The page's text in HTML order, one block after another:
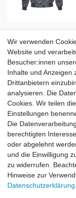
Information
Versand mit DHL
Kostenloser
Lieferung an
14 Tage
Wichtiges
Datenschutz
Impressum
Kontakt
AGB
Service
Zahlung und
Wir verwenden
Website und
Besucher:innen
Inhalte und Anzeigen
Drittanbietern
analysieren. Die
Cookies. Wir teilen
Einstellungen
Die
berechtigten
oder abgelehnt
und die Einwilligung
zu widerrufen.
Hinweise zur
Daten­schutz­erklärung